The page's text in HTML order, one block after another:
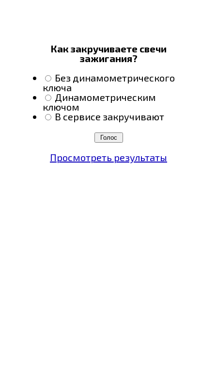
Как закручиваете свечи
зажигания?
Без динамометрического
ключа
Динамометрическим
ключом
В сервисе закручивают
Просмотреть результаты